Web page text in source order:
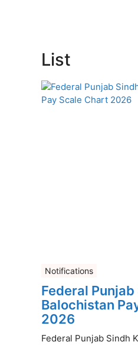
List
Notifications
Federal Punjab
Balochistan
2026
Federal Punjab Sindh